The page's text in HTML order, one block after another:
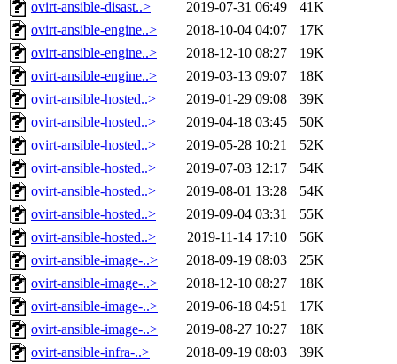
ovirt-ansible-disast..>
2019-07-31 06:49
41K
ovirt-ansible-engine..>
2018-10-04 04:07
17K
ovirt-ansible-engine..>
2018-12-10 08:27
19K
ovirt-ansible-engine..>
2019-03-13 09:07
18K
ovirt-ansible-hosted..>
2019-01-29 09:08
39K
ovirt-ansible-hosted..>
2019-04-18 03:45
50K
ovirt-ansible-hosted..>
2019-05-28 10:21
52K
ovirt-ansible-hosted..>
2019-07-03 12:17
54K
ovirt-ansible-hosted..>
2019-08-01 13:28
54K
ovirt-ansible-hosted..>
2019-09-04 03:31
55K
ovirt-ansible-hosted..>
2019-11-14 17:10
56K
ovirt-ansible-image-..>
2018-09-19 08:03
25K
ovirt-ansible-image-..>
2018-12-10 08:27
18K
ovirt-ansible-image-..>
2019-06-18 04:51
17K
ovirt-ansible-image-..>
2019-08-27 10:27
18K
ovirt-ansible-infra-..>
2018-09-19 08:03
39K